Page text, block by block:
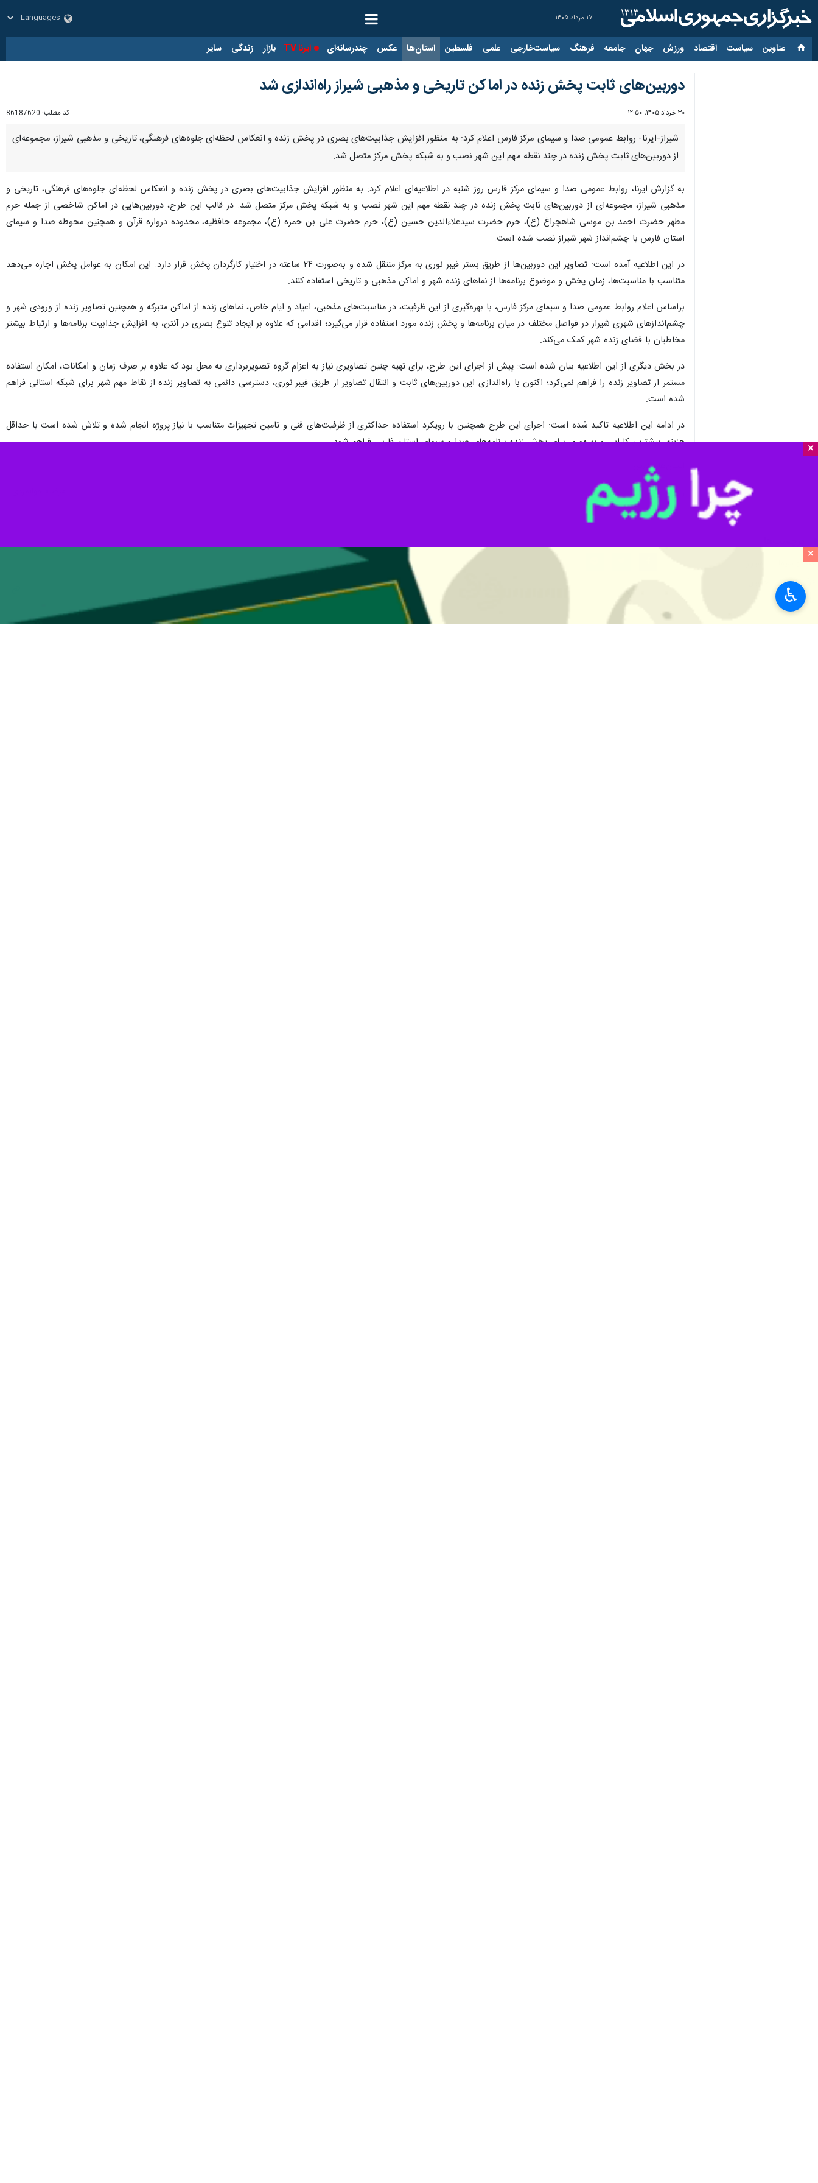
۱۷ مرداد ۱۴۰۵
عناوین‌ سیاست اقتصاد ورزش جهان جامعه فرهنگ سیاست‌خارجی علمی فلسطین استان‌ها عکس چندرسانه‌ای ایرنا TV بازار زندگی سایر
×
×
دوربین‌های ثابت پخش زنده در اماکن تاریخی و مذهبی شیراز راه‌اندازی شد
۳۰ خرداد ۱۴۰۵، ۱۲:۵۰ کد مطلب: 86187620
شیراز-ایرنا- روابط عمومی صدا و سیمای مرکز فارس اعلام کرد: به منظور افزایش جذابیت‌های بصری در پخش زنده و انعکاس لحظه‌ای جلوه‌های فرهنگی، تاریخی و مذهبی شیراز، مجموعه‌ای
از دوربین‌های ثابت پخش زنده در چند نقطه مهم این شهر نصب و به شبکه پخش مرکز متصل شد.
به گزارش ایرنا، روابط عمومی صدا و سیمای مرکز فارس روز شنبه در اطلاعیه‌ای اعلام کرد: به منظور افزایش جذابیت‌های بصری در پخش زنده و انعکاس لحظه‌ای جلوه‌های فرهنگی، تاریخی و
مذهبی شیراز، مجموعه‌ای از دوربین‌های ثابت پخش زنده در چند نقطه مهم این شهر نصب و به شبکه پخش مرکز متصل شد. در قالب این طرح، دوربین‌هایی در اماکن شاخصی از جمله حرم
مطهر حضرت احمد بن موسی شاهچراغ (ع)، حرم حضرت سیدعلاءالدین حسین (ع)، حرم حضرت علی بن حمزه (ع)، مجموعه حافظیه، محدوده دروازه قرآن و همچنین محوطه صدا و سیمای
استان فارس با چشم‌انداز شهر شیراز نصب شده است.
در این اطلاعیه آمده است: تصاویر این دوربین‌ها از طریق بستر فیبر نوری به مرکز منتقل شده و به‌صورت ۲۴ ساعته در اختیار کارگردان پخش قرار دارد. این امکان به عوامل پخش اجازه می‌دهد
متناسب با مناسبت‌ها، زمان پخش و موضوع برنامه‌ها از نماهای زنده شهر و اماکن مذهبی و تاریخی استفاده کنند.
براساس اعلام روابط عمومی صدا و سیمای مرکز فارس، با بهره‌گیری از این ظرفیت، در مناسبت‌های مذهبی، اعیاد و ایام خاص، نماهای زنده از اماکن متبرکه و همچنین تصاویر زنده از ورودی شهر و
چشم‌اندازهای شهری شیراز در فواصل مختلف در میان برنامه‌ها و پخش زنده مورد استفاده قرار می‌گیرد؛ اقدامی که علاوه بر ایجاد تنوع بصری در آنتن، به افزایش جذابیت برنامه‌ها و ارتباط بیشتر
مخاطبان با فضای زنده شهر کمک می‌کند.
در بخش دیگری از این اطلاعیه بیان شده است: پیش از اجرای این طرح، برای تهیه چنین تصاویری نیاز به اعزام گروه تصویربرداری به محل بود که علاوه بر صرف زمان و امکانات، امکان استفاده
مستمر از تصاویر زنده را فراهم نمی‌کرد؛ اکنون با راه‌اندازی این دوربین‌های ثابت و انتقال تصاویر از طریق فیبر نوری، دسترسی دائمی به تصاویر زنده از نقاط مهم شهر برای شبکه استانی فراهم
شده است.
در ادامه این اطلاعیه تاکید شده است: اجرای این طرح همچنین با رویکرد استفاده حداکثری از ظرفیت‌های فنی و تامین تجهیزات متناسب با نیاز پروژه انجام شده و تلاش شده است با حداقل
هزینه، بیشترین کارایی و بهره‌وری برای پخش زنده برنامه‌های صدا و سیمای استان فارس فراهم شود.
فارس
صدا و سیما
قرآن کریم
شهر شیراز
♿︎